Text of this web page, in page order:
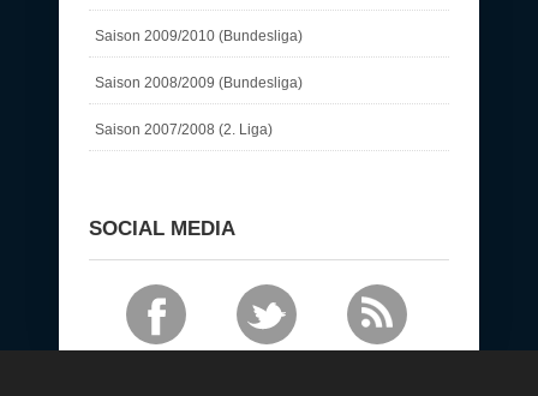
Saison 2009/2010 (Bundesliga)
Saison 2008/2009 (Bundesliga)
Saison 2007/2008 (2. Liga)
SOCIAL MEDIA